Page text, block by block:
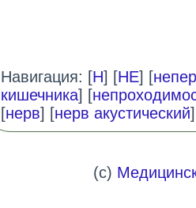
Навигация: [Н] [НЕ] [
кишечника] [
[нерв] [нерв акустический]
(c)